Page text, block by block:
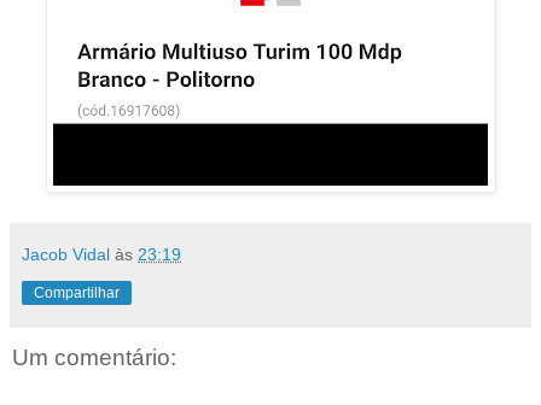
Jacob Vidal às 23:19
Compartilhar
Um comentário: